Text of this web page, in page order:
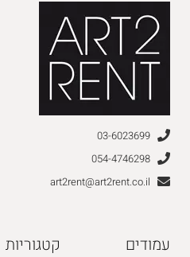
03-6023699
054-4746298
art2rent@art2rent.co.il
עמודים קטגוריות